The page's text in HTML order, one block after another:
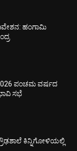
ಹಂಗಾಮಿ
ಪಂಚಮ ವರ್ಷದ
ಸಭೆ
ಕಿನ್ನಿಗೋಳಿಯಲ್ಲಿ